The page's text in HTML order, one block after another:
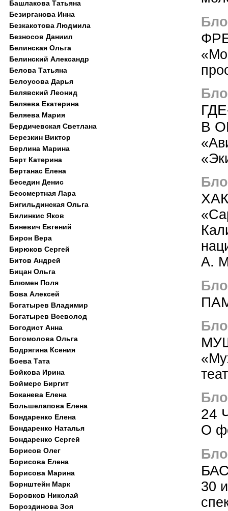
В
А.
24
О
30
Башлакова Татьяна
Безирганова Инна
Безкакотова Людмила
Безносов Даниил
Белинская Ольга
Белинский Александр
Белова Татьяна
Белоусова Дарья
Белявский Леонид
Беляева Екатерина
Беляева Мария
Бердичевская Светлана
Березкин Виктор
Берлина Марина
Берт Катерина
Бертанас Елена
Беседин Денис
Бессмертная Лара
Бигильдинская Ольга
Билинкис Яков
Биневич Евгений
Бирон Вера
Бирюков Сергей
Битов Андрей
Бицан Ольга
Блюмен Поля
Бова Алексей
Богатырев Владимир
Богатырев Всеволод
Богодист Анна
Богомолова Ольга
Бодрягина Ксения
Боева Тата
Бойкова Ирина
Боймерс Биргит
Боканева Елена
Большелапова Елена
Бондаренко Елена
Бондаренко Наталья
Бондаренко Сергей
Борисов Олег
Борисова Елена
Борисова Марина
Борнштейн Марк
Боровков Николай
Бороздинова Зоя